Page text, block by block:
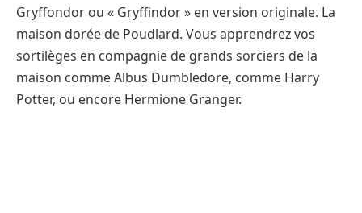
Gryffondor ou « Gryffindor » en version originale. La
maison dorée de Poudlard. Vous apprendrez vos
sortilèges en compagnie de grands sorciers de la
maison comme Albus Dumbledore, comme Harry
Potter, ou encore Hermione Granger.